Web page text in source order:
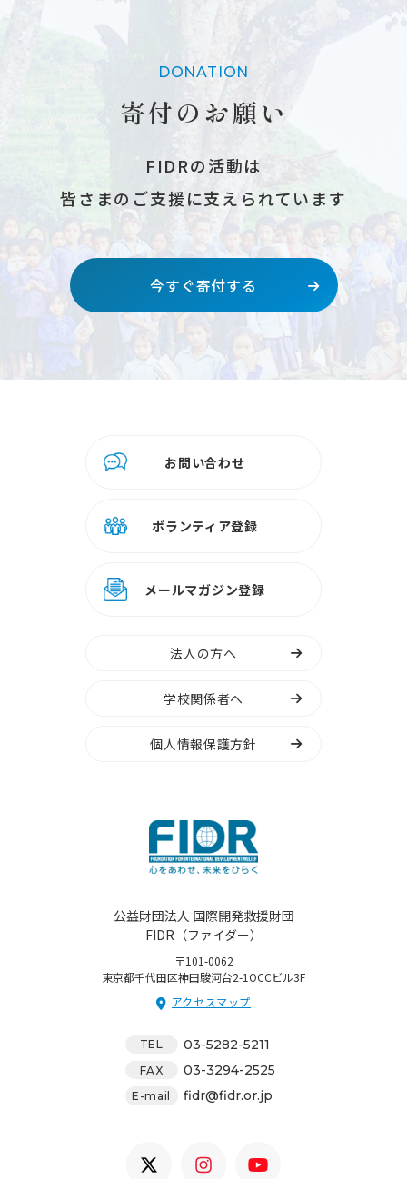
DONATION
寄付のお願い
FIDRの活動は
皆さまのご支援に支えられています
今すぐ寄付する
お問い合わせ
ボランティア登録
メールマガジン登録
法人の方へ
学校関係者へ
個人情報保護方針
公益財団法人 国際開発救援財団
FIDR（ファイダー）
〒101-0062
東京都千代田区神田駿河台2-1OCCビル3F
アクセスマップ
TEL 03-5282-5211
FAX 03-3294-2525
E-mail fidr@fidr.or.jp